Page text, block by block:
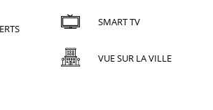
SMART TV
VUE SUR LA VILLE